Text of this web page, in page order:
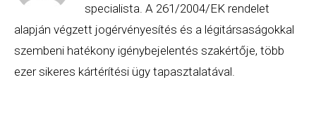
specialista. A 261/2004/EK rendelet
alapján végzett jogérvényesítés és a légitársaságokkal
szembeni hatékony igénybejelentés szakértője, több
ezer sikeres kártérítési ügy tapasztalatával.